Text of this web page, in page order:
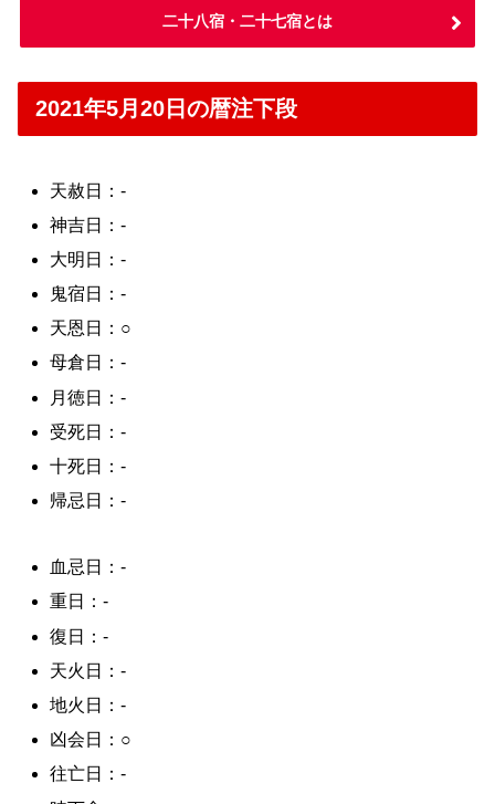
二十八宿・二十七宿とは
2021年5月20日の暦注下段
天赦日：-
神吉日：-
大明日：-
鬼宿日：-
天恩日：○
母倉日：-
月徳日：-
受死日：-
十死日：-
帰忌日：-
血忌日：-
重日：-
復日：-
天火日：-
地火日：-
凶会日：○
往亡日：-